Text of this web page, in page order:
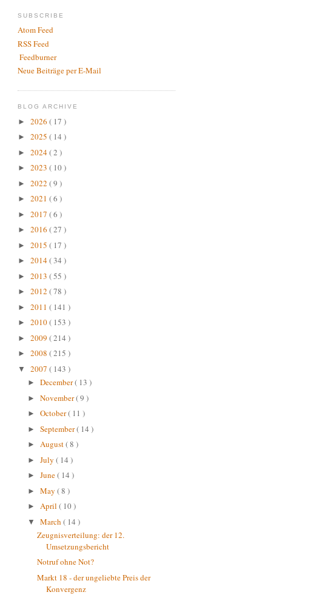
SUBSCRIBE
Atom Feed
RSS Feed
Feedburner
Neue Beiträge per E-Mail
BLOG ARCHIVE
► 2026 ( 17 )
► 2025 ( 14 )
► 2024( 2 )
► 2023 ( 10 )
► 2022 ( 9 )
► 2021 ( 6 )
► 2017 ( 6 )
► 2016 ( 27 )
► 2015 ( 17 )
► 2014( 34 )
► 2013 ( 55 )
► 2012 ( 78 )
► 2011 ( 141 )
► 2010( 153 )
► 2009 ( 214 )
► 2008 ( 215 )
▼ 2007 ( 143 )
► December( 13 )
► November( 9 )
► October( 11 )
► September( 14 )
► August( 8 )
► July ( 14 )
► June( 14 )
► May ( 8 )
► April ( 10 )
▼ March ( 14 )
Zeugnisverteilung: der 12.
Umsetzungsbericht
Notruf ohne Not?
Markt 18 - der ungeliebte Preis der
Konvergenz